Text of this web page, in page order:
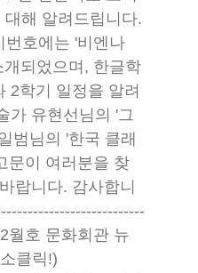
해 알려드립니다.
번호에는 '비엔나
되었으며, 한글학
2학기 일정을 알려
가 유현선님의 '그
범님의 '한국 클래
문이 여러분을 찾
랍니다. 감사합니
월호 문화회관 뉴
클릭!)